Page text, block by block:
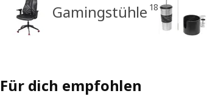
Gamingstühle 18
Für dich empfohlen